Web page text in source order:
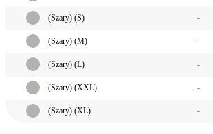
(Szary) (S) -
(Szary) (M) -
(Szary) (L) -
(Szary) (XXL) -
(Szary) (XL) -